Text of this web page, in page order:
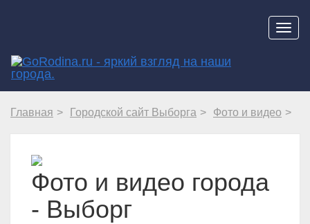
Главная Городской сайт Выборга Фото и видео
Фото и видео города
- Выборг